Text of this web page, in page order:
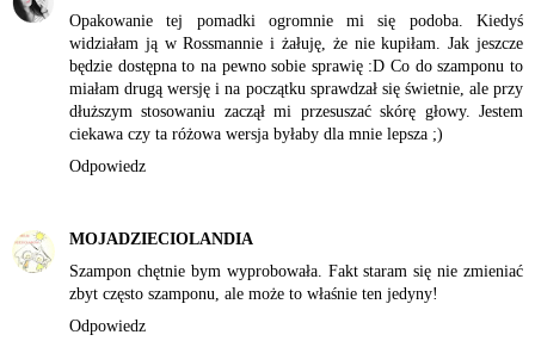
Opakowanie tej pomadki ogromnie mi się podoba. Kiedyś
widziałam ją w Rossmannie i żałuję, że nie kupiłam. Jak jeszcze
będzie dostępna to na pewno sobie sprawię :D Co do szamponu to
miałam drugą wersję i na początku sprawdzał się świetnie, ale przy
dłuższym stosowaniu zaczął mi przesuszać skórę głowy. Jestem
ciekawa czy ta różowa wersja byłaby dla mnie lepsza ;)
Odpowiedz
MOJADZIECIOLANDIA
Szampon chętnie bym wyprobowała. Fakt staram się nie zmieniać
zbyt często szamponu, ale może to właśnie ten jedyny!
Odpowiedz